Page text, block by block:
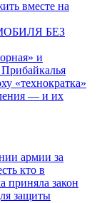
вместе на
БЕЗ
и
«технократка»
— и их
армии за
кто в
приняла закон
защиты